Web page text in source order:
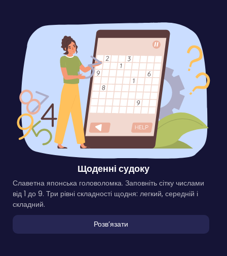
Щоденні судоку
Славетна японська головоломка. Заповніть сітку числами
від 1 до 9. Три рівні складності щодня: легкий, середній і
складний.
Розвʼязати